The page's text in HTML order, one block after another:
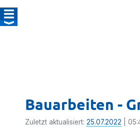
Bauarbeiten -
Zuletzt aktualisiert: 25.07.2022 |